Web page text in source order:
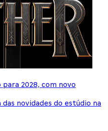
2028, com novo
novidades do estúdio na